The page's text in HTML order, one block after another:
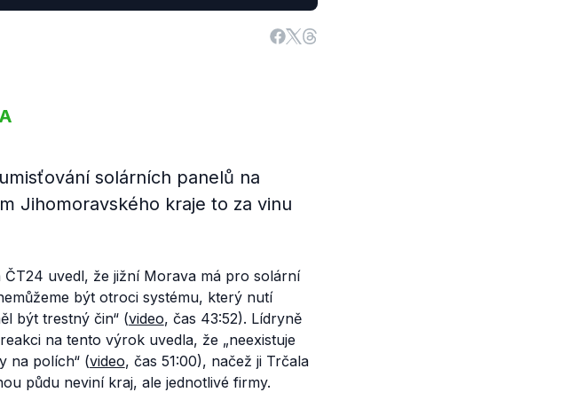
solárních panelů na
Jihomoravského kraje to za vinu
uvedl, že jižní Morava má pro solární
být otroci systému, který nutí
být trestný čin“ (video, čas 43:52). Lídryně
na tento výrok uvedla, že „neexistuje
na polích“ (video, čas 51:00), načež ji Trčala
půdu neviní kraj, ale jednotlivé firmy.